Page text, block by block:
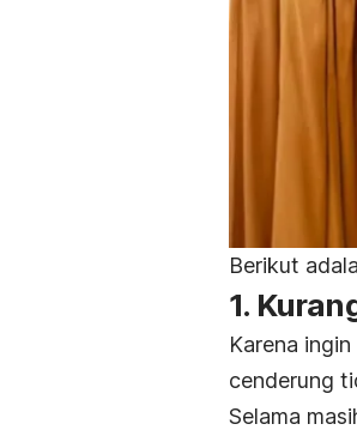
Berikut
1.
Karena
cenderung
Selama